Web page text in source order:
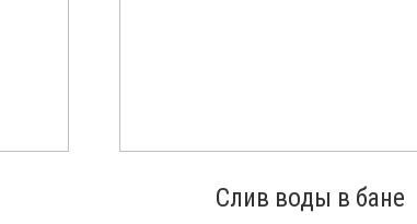
Слив воды в бане